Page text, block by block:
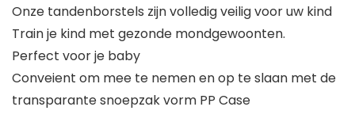
Onze tandenborstels zijn volledig veilig voor uw kind
Train je kind met gezonde mondgewoonten.
Perfect voor je baby
Conveient om mee te nemen en op te slaan met de
transparante snoepzak vorm PP Case